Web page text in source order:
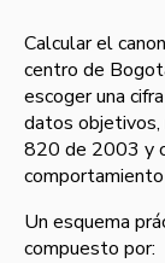
Calcular el
centro de
escoger una
datos
820 de 2003 y
Un esquema
compuesto por: